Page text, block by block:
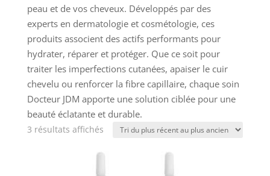
peau et de vos cheveux. Développés par des
experts en dermatologie et cosmétologie, ces
produits associent des actifs performants pour
hydrater, réparer et protéger. Que ce soit pour
traiter les imperfections cutanées, apaiser le cuir
chevelu ou renforcer la fibre capillaire, chaque soin
Docteur JDM apporte une solution ciblée pour une
beauté éclatante et durable.
3 résultats affichésTrié